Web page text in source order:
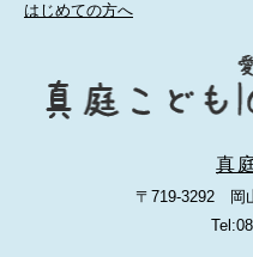
はじめての方へ
真
〒719-3292 岡